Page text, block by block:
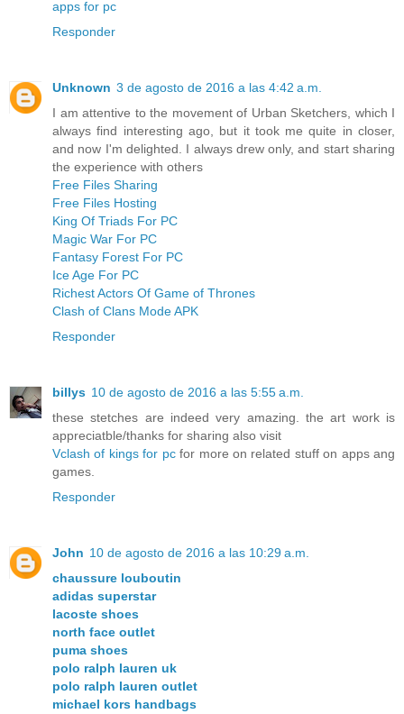
apps for pc
Responder
Unknown 3 de agosto de 2016 a las 4:42 a.m.
I am attentive to the movement of Urban Sketchers, which I
always find interesting ago, but it took me quite in closer,
and now I'm delighted. I always drew only, and start sharing
the experience with others
Free Files Sharing
Free Files Hosting
King Of Triads For PC
Magic War For PC
Fantasy Forest For PC
Ice Age For PC
Richest Actors Of Game of Thrones
Clash of Clans Mode APK
Responder
billys 10 de agosto de 2016 a las 5:55 a.m.
these stetches are indeed very amazing. the art work is
appreciatble/thanks for sharing also visit
Vclash of kings for pcfor more on related stuff on apps ang
games.
Responder
John 10 de agosto de 2016 a las 10:29 a.m.
chaussure louboutin
adidas superstar
lacoste shoes
north face outlet
puma shoes
polo ralph lauren uk
polo ralph lauren outlet
michael kors handbags